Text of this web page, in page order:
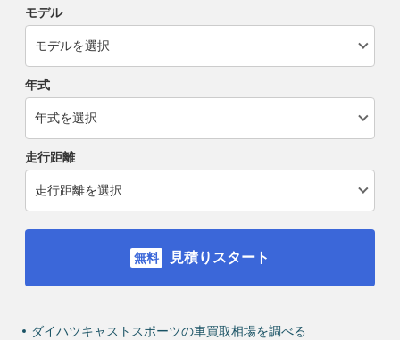
モデル
年式
走行距離
見積りスタート
ダイハツキャストスポーツの車買取相場を調べる